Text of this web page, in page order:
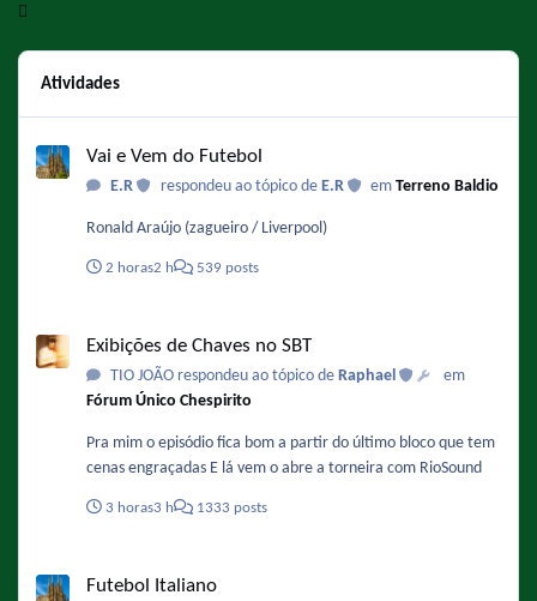
Atividades
Vai e Vem do Futebol
E.R respondeu ao tópico de E.R emTerreno Baldio
Ronald Araújo (zagueiro / Liverpool)
2 horas2 h 539 posts
Exibições de Chaves no SBT
TIO JOÃO respondeu ao tópico de Raphael
em
Fórum Único Chespirito
Pra mim o episódio fica bom a partir do último bloco que tem
cenas engraçadas E lá vem o abre a torneira com RioSound
3 horas3 h 1333 posts
Futebol Italiano